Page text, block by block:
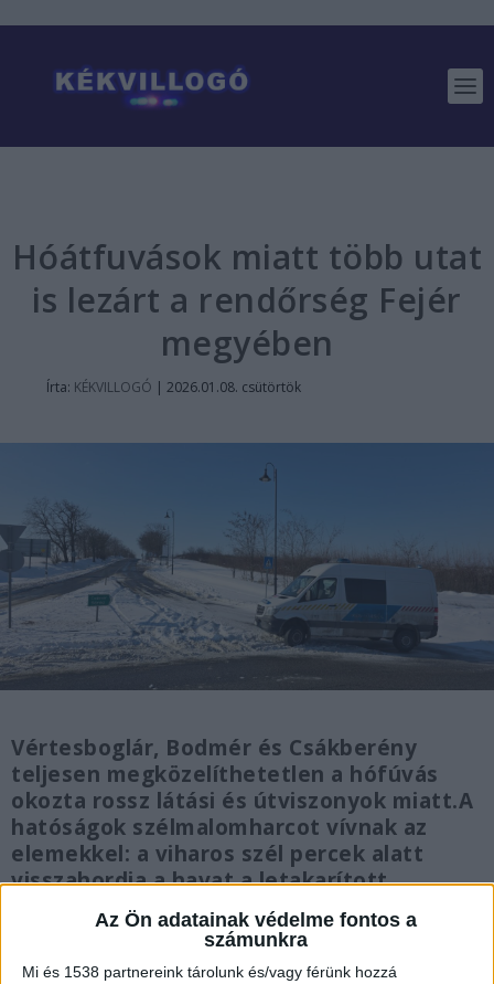
Az Ön adatainak védelme fontos a
számunkra
Mi és 1538 partnereink tárolunk és/vagy férünk hozzá
Hóátfuvások miatt több utat
is lezárt a rendőrség Fejér
megyében
Írta: KÉKVILLOGÓ | 2026.01.08. csütörtök
Vértesboglár, Bodmér és Csákberény
teljesen megközelíthetetlen a hófúvás
okozta rossz látási és útviszonyok miatt.A
hatóságok szélmalomharcot vívnak az
elemekkel: a viharos szél percek alatt
visszahordja a havat a letakarított
úttestre.